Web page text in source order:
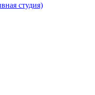
студия)